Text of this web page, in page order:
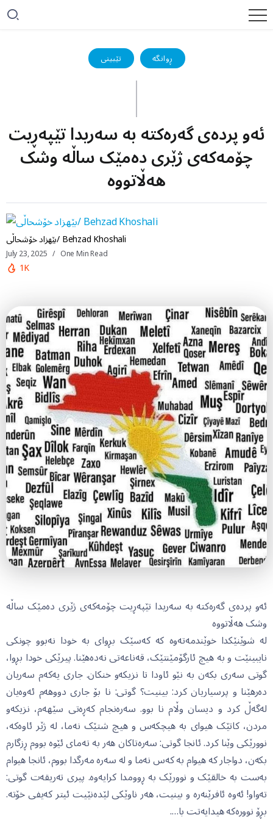
تێبینی ڕوانگە
ئەو پردەی گەرەکتە بە سەریدا تێپەڕیت
چۆمەکەی ژێری دەمێک ساڵە وشک
هەڵاتووە
بێهزاد خۆشحاڵی/ Behzad Khoshali
July 23, 2025 One Min Read
1K
ئەو پردەی گەرەکتە بە سەریدا تێپەڕیت چۆمەکەی ژێری دەمێک ساڵە
وشک هەڵاتووە
لە شوێنێکدا خوێندمەتەوە کە کەسێک بڕوای بە خودا نەبوو چونکی
نایبینێت و بە هیچ ئارگۆمێنتێک، قەناعەتی نەدەهێنا. پیرێکی خودا بڕوا،
گوتی سەری بکەن بە نێو ئاودا تا نزیکەو خنکان. جاری یەکەم سەریان
دەرهێنا و پرسیاریان کرد: بینیت؟ گوتی: نا بۆ جاری دووهەم ئەوەیان
لەگەڵ کرد و دیسان وڵام نا بوو. سەرەنجام کەڕەتی سێهەم، نزیکەو
مردن، کاتێک هیوای بە هیچکەس و هیچ شتێک نەما، لە ژێر ئاوەکە،
نوورێکی وێنا کرد. ئانجا گوتی: سەرەتاکان هەر بە تەمای ئێوە بووم ڕزگارم
بکەن، دواجار کە هیوام بە کەس نەما و لە سەرە مەرگدا بووم، ئانجا هیوام
بەست بە خالقێک و نوورێک بە ڕوومدا کرایەوە. پیری تەریقەت گوتی:
تەواو! ئەوە ئافرێنەرە و بینیت، هەر ناوێکی لێدەنێیت ئیتر کەیفی خۆتە.
بڕۆ نوورەکە هیدایەتت با….